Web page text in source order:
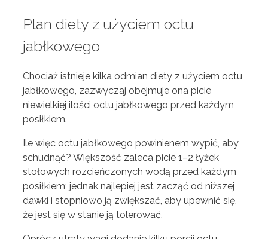
Plan diety z użyciem octu
jabłkowego
Chociaż istnieje kilka odmian diety z użyciem octu
jabłkowego, zazwyczaj obejmuje ona picie
niewielkiej ilości octu jabłkowego przed każdym
posiłkiem.
Ile więc octu jabłkowego powinienem wypić, aby
schudnąć? Większość zaleca picie 1–2 łyżek
stołowych rozcieńczonych wodą przed każdym
posiłkiem; jednak najlepiej jest zacząć od niższej
dawki i stopniowo ją zwiększać, aby upewnić się,
że jest się w stanie ją tolerować.